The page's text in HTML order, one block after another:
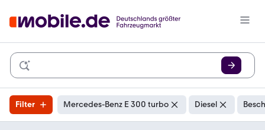
Filter Mercedes-Benz E 300 turbo Diesel